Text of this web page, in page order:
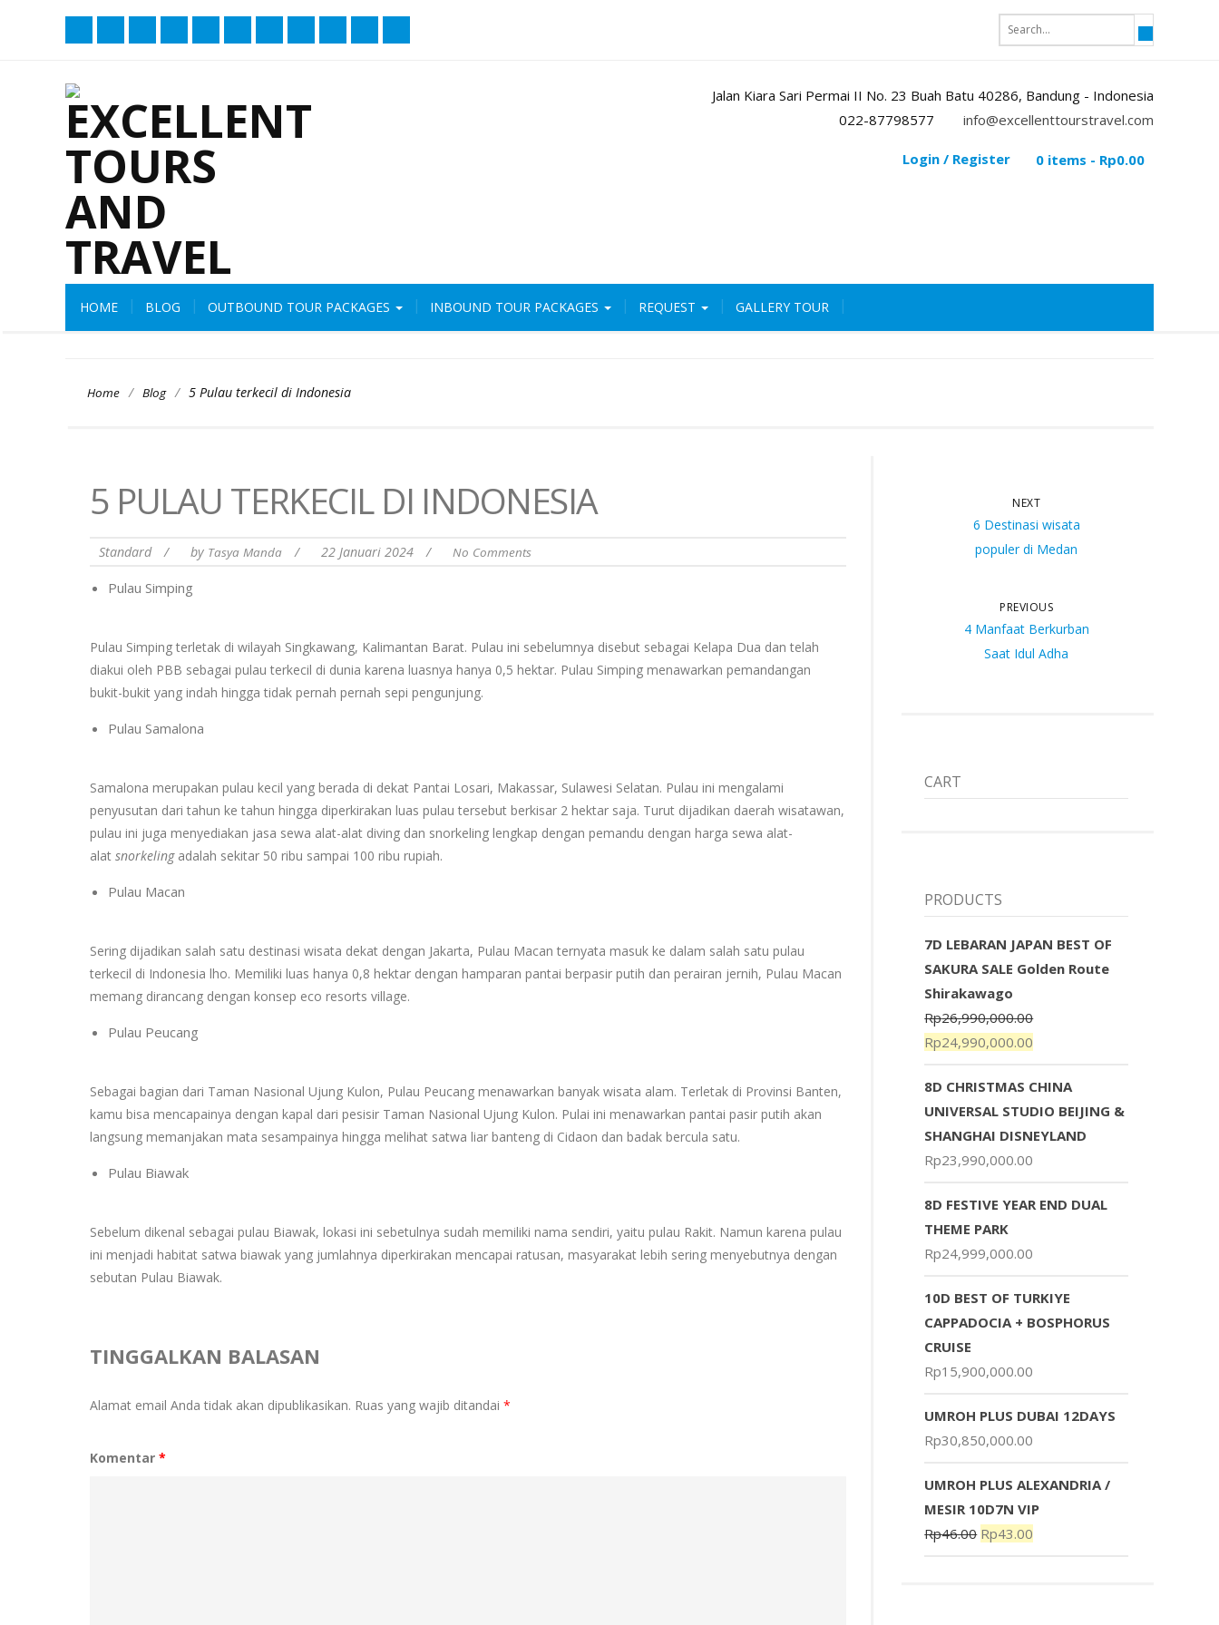
Jalan Kiara Sari Permai II No. 23 Buah Batu 40286, Bandung - Indonesia
022-87798577
info@excellenttourstravel.com
0 items - Rp0.00
Login / Register
HOME BLOG OUTBOUND TOUR PACKAGES INBOUND TOUR PACKAGES REQUEST GALLERY TOUR
Home / Blog / 5 Pulau terkecil di Indonesia
5 PULAU TERKECIL DI INDONESIA
Standard / by Tasya Manda / 22 Januari 2024 / No Comments
Pulau Simping
Pulau Simping terletak di wilayah Singkawang, Kalimantan Barat. Pulau ini sebelumnya disebut sebagai Kelapa Dua dan telah
diakui oleh PBB sebagai pulau terkecil di dunia karena luasnya hanya 0,5 hektar. Pulau Simping menawarkan pemandangan
bukit-bukit yang indah hingga tidak pernah pernah sepi pengunjung.
Pulau Samalona
Samalona merupakan pulau kecil yang berada di dekat Pantai Losari, Makassar, Sulawesi Selatan. Pulau ini mengalami
penyusutan dari tahun ke tahun hingga diperkirakan luas pulau tersebut berkisar 2 hektar saja. Turut dijadikan daerah wisatawan,
pulau ini juga menyediakan jasa sewa alat-alat diving dan snorkeling lengkap dengan pemandu dengan harga sewa alat-
alat snorkeling adalah sekitar 50 ribu sampai 100 ribu rupiah.
Pulau Macan
Sering dijadikan salah satu destinasi wisata dekat dengan Jakarta, Pulau Macan ternyata masuk ke dalam salah satu pulau
terkecil di Indonesia lho. Memiliki luas hanya 0,8 hektar dengan hamparan pantai berpasir putih dan perairan jernih, Pulau Macan
memang dirancang dengan konsep eco resorts village.
Pulau Peucang
Sebagai bagian dari Taman Nasional Ujung Kulon, Pulau Peucang menawarkan banyak wisata alam. Terletak di Provinsi Banten,
kamu bisa mencapainya dengan kapal dari pesisir Taman Nasional Ujung Kulon. Pulai ini menawarkan pantai pasir putih akan
langsung memanjakan mata sesampainya hingga melihat satwa liar banteng di Cidaon dan badak bercula satu.
Pulau Biawak
Sebelum dikenal sebagai pulau Biawak, lokasi ini sebetulnya sudah memiliki nama sendiri, yaitu pulau Rakit. Namun karena pulau
ini menjadi habitat satwa biawak yang jumlahnya diperkirakan mencapai ratusan, masyarakat lebih sering menyebutnya dengan
sebutan Pulau Biawak.
TINGGALKAN BALASAN
Alamat email Anda tidak akan dipublikasikan. Ruas yang wajib ditandai *
Komentar *
NEXT
6 Destinasi wisata
populer di Medan
PREVIOUS
4 Manfaat Berkurban
Saat Idul Adha
CART
PRODUCTS
7D LEBARAN JAPAN BEST OF
SAKURA SALE Golden Route
Shirakawago
Rp26,990,000.00
Rp24,990,000.00
8D CHRISTMAS CHINA
UNIVERSAL STUDIO BEIJING &
SHANGHAI DISNEYLAND
Rp23,990,000.00
8D FESTIVE YEAR END DUAL
THEME PARK
Rp24,999,000.00
10D BEST OF TURKIYE
CAPPADOCIA + BOSPHORUS
CRUISE
Rp15,900,000.00
UMROH PLUS DUBAI 12DAYS
Rp30,850,000.00
UMROH PLUS ALEXANDRIA /
MESIR 10D7N VIP
Rp46.00 Rp43.00